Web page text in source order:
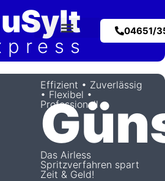
04651/
Effizient • Zuverlässig
• Flexibel •
Professionell
Das Airless
Spritzverfahren spart
Zeit & Geld!